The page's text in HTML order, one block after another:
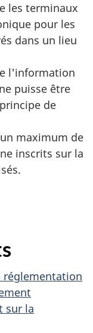
les terminaux
pour les
dans un lieu
l'information
puisse être
de
maximum de
inscrits sur la
réglementation
sur la